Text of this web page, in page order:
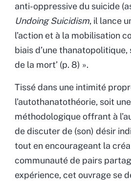
anti-oppressive du suicide
Undoing Suicidism, il lance
l’action et à la mobilisation
biais d’une thanatopolitique,
de la mort’ (p. 8) ».
Tissé dans une intimité
l’autothanatothéorie, soit
méthodologique offrant à
de discuter de (son) désir
tout en encourageant la
communauté de pairs
expérience, cet ouvrage se